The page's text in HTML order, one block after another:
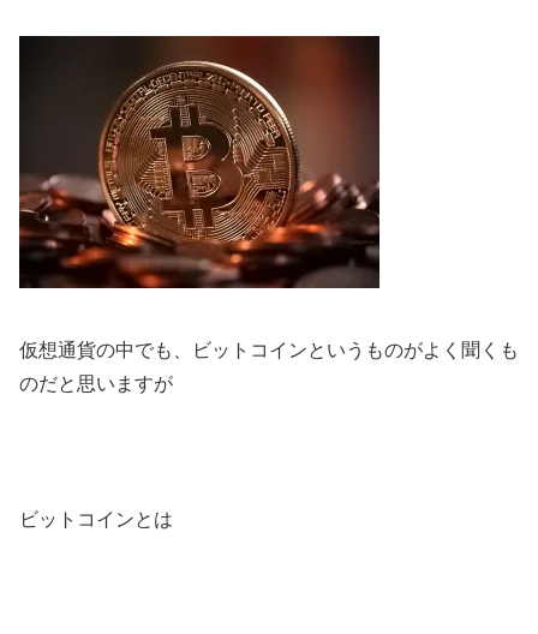
仮想通貨の中でも、ビットコインというものがよく聞くも
のだと思いますが
ビットコインとは